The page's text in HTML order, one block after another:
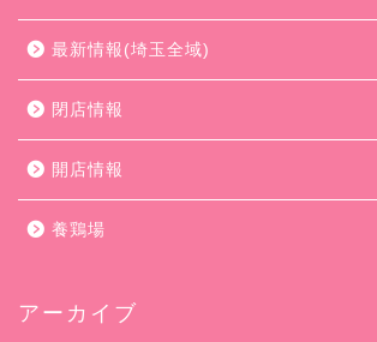
最新情報(埼玉全域)
閉店情報
開店情報
養鶏場
アーカイブ